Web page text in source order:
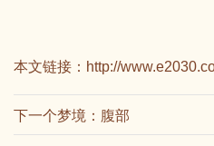
本文链接： http://
下一个梦境： 腹部